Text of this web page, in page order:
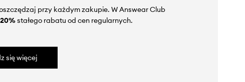
przy każdym zakupie. W Answear Club
20%stałego rabatu od cen regularnych.
się więcej